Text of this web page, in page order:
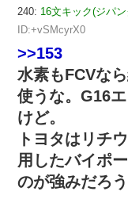
240: 16文キック(ジパ
ID:+vSMcyrX0
>>153
水素もFCVな
使うな。G16
けど。
トヨタはリチ
用したバイポ
のが強みだろう